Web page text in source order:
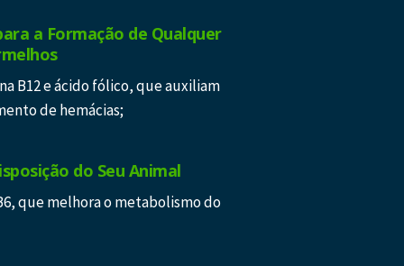
a Formação de Qualquer
B12 e ácido fólico, que auxiliam
de hemácias;
do Seu Animal
que melhora o metabolismo do